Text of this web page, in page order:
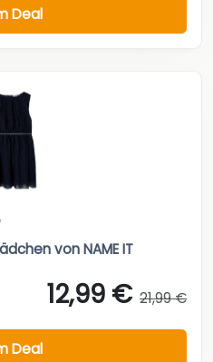
Deal
von NAME IT
12,99 € 21,99 €
Deal